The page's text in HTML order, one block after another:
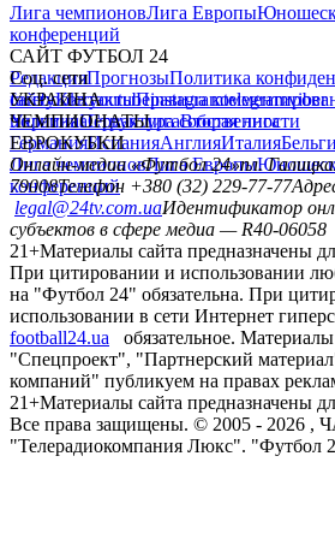
Лига чемпионовЛига Европы
конференций
САЙТ ФУТБОЛ 24
РедакцияПрогнозыПолитика
сайтуКонтактыПравила
политикаСтруктура собственности
Соц. сети
facebookxyoutubeinstagramtelegramviber
УКРАИНА
УкраинаПервая лигаВторая лига
ЧЕМПИОНАТЫ
ГерманияИспанияАнглияИталия
ЕВРОКУБКИ
Лига чемпионовЛига Европы
конференций
Онлайн-медиа «Футбол 24»пл.
79008Телефон +380 (32) 229-77-77
legal@24tv.com.uaИдентификатор
субъектов в сфере медиа — R40-06058
21+Материалы сайта предназначены
При цитировании и использовании
на "Футбол 24" обязательна. При
использовании в сети Интернет
football24.ua
обязательное.
"Спецпроект", "Партнерский
компаний" публикуем на правах
21+Материалы сайта предназначены
Все права защищены. © 2005 - 2026 ,
"Телерадиокомпания Люкс". "Футбол